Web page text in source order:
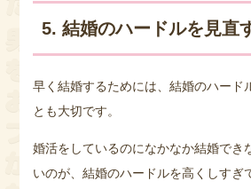
5. 結婚のハードルを見直
早く結婚するためには、結婚のハード
とも大切です。
婚活をしているのになかなか結婚でき
いのが、結婚のハードルを高くしすぎ